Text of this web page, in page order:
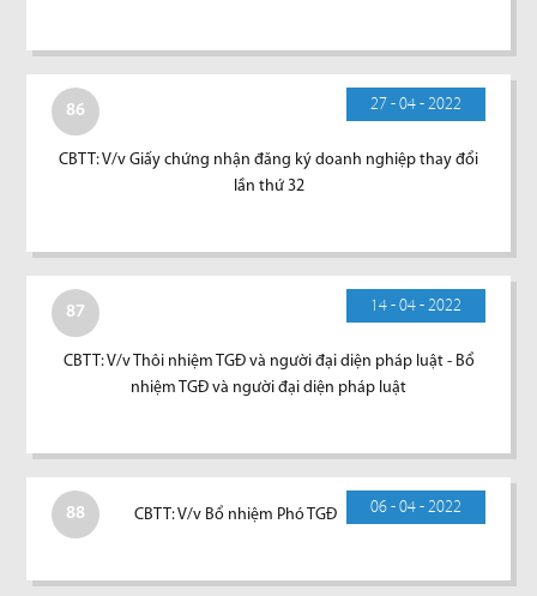
86 27 - 04 - 2022
CBTT: V/v Giấy chứng nhận đăng ký doanh nghiệp thay đổi
lần thứ 32
87 14 - 04 - 2022
CBTT: V/v Thôi nhiệm TGĐ và người đại diện pháp luật - Bổ
nhiệm TGĐ và người đại diện pháp luật
88 06 - 04 - 2022
CBTT: V/v Bổ nhiệm Phó TGĐ